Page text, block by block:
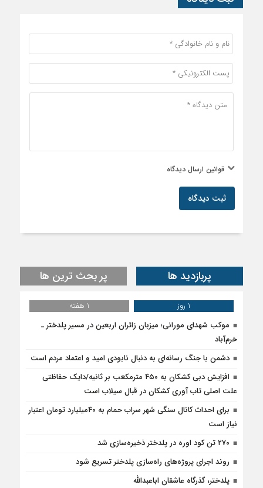
قوانین ارسال دیدگاه
ثبت دیدگاه
پربازدید ها پر بحث ترین ها
1 روز
1 هفته
موکب شهدای مورانی؛ میزبان زائران اربعین در مسیر پلدختر ـ
خرم‌آباد
دشمن با جنگ رسانه‌ای به دنبال نابودی امید و اعتماد مردم است
افزایش دبی کشکان به ۴۵۰ مترمکعب بر ثانیه/دایک حفاظتی
علت اصلی تاب آوری کشکان در قبال سیلاب است
برای احداث کانال سنگی شهر سراب حمام به ۴۰میلیارد تومان اعتبار
نیاز است
۲۷۰ تن کود اوره در پلدختر ذخیره‌سازی شد
روند اجرای پروژه‌های راه‌سازی پلدختر تسریع شود
پلدختر، گذرگاه عاشقان اباعبدالله